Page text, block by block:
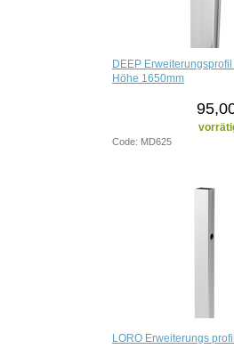
DEEP
Höhe 1650mm
Code: MD625
LORO Erweiterungs